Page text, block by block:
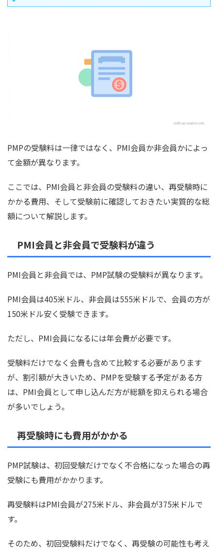
PMPの受験料は一律ではなく、PMI会員か非会員かによっ
て金額が異なります。
ここでは、PMI会員と非会員の受験料の違い、再受験時に
かかる費用、そして受験前に確認しておきたい実質的な総
額について解説します。
PMI会員と非会員で受験料が違う
PMI会員と非会員では、PMP試験の受験料が異なります。
PMI会員は405米ドル、非会員は555米ドルで、会員の方が
150米ドル安く受験できます。
ただし、PMI会員になるには年会費が必要です。
受験料だけでなく会費も含めて比較する必要があります
が、割引額が大きいため、PMPを受験する予定がある方
は、PMI会員として申し込んだ方が総額を抑えられる場合
が多いでしょう。
再受験時にも費用がかかる
PMP試験は、初回受験だけでなく不合格になった場合の再
受験にも費用がかかります。
再受験料はPMI会員が275米ドル、非会員が375米ドルで
す。
そのため、初回受験料だけでなく、再受験の可能性も考え